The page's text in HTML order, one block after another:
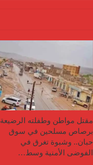
مقتل مواطن وطفلته الرضيعة
برصاص مسلحين في سوق
حبان.. وشبوة تغرق في
الفوضى الأمنية وسط…